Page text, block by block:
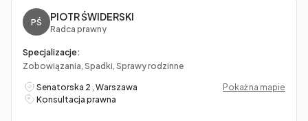
PŚ PIOTR ŚWIDERSKI
Radca prawny
Specjalizacje:
Zobowiązania, Spadki, Sprawy rodzinne
Senatorska 2 , Warszawa
Pokaż na mapie
Konsultacja prawna